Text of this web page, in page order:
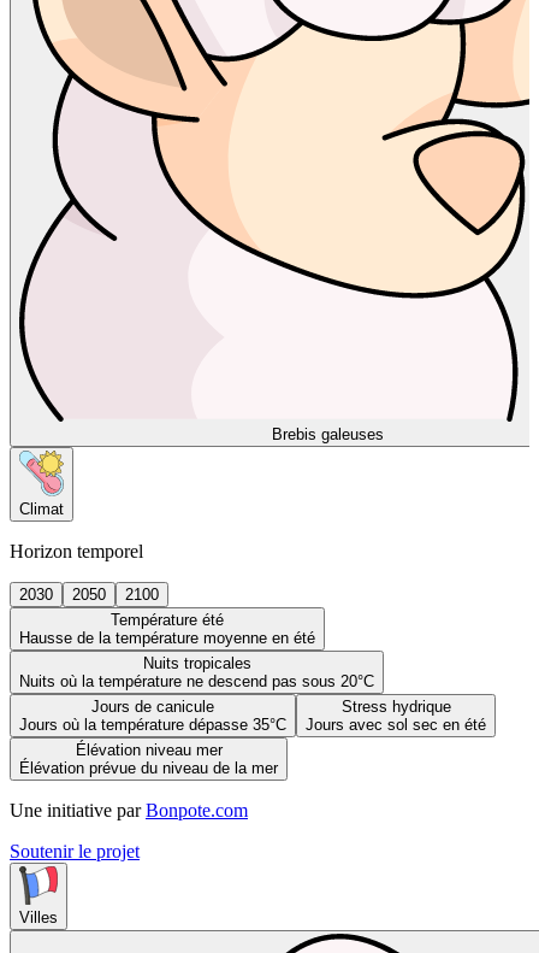
Brebis galeuses
Climat
Horizon temporel
2030 2050
2100
Température été
Hausse de la température moyenne en été
Nuits tropicales
Nuits où la température ne descend pas sous 20°C
Jours de canicule
Jours où la température dépasse 35°C
Stress hydrique
Jours avec sol sec en été
Élévation niveau mer
Élévation prévue du niveau de la mer
Une initiative par Bonpote.com
Soutenir le projet
Villes